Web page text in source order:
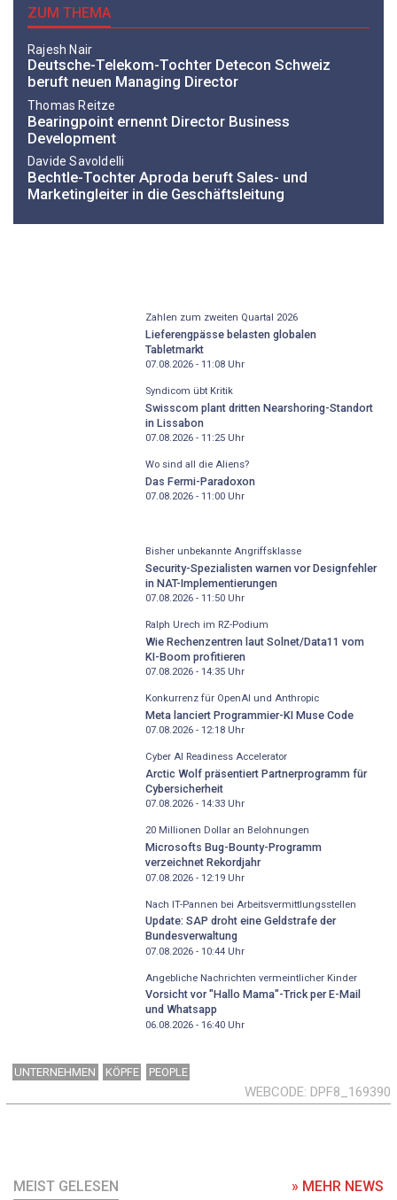
ZUM THEMA
Rajesh Nair
Deutsche-Telekom-Tochter Detecon Schweiz
beruft neuen Managing Director
Thomas Reitze
Bearingpoint ernennt Director Business
Development
Davide Savoldelli
Bechtle-Tochter Aproda beruft Sales- und
Marketingleiter in die Geschäftsleitung
Zahlen zum zweiten Quartal 2026
Lieferengpässe belasten globalen
Tabletmarkt
07.08.2026 - 11:08Uhr
Syndicom übt Kritik
Swisscom plant dritten Nearshoring-Standort
in Lissabon
07.08.2026 - 11:25Uhr
Wo sind all die Aliens?
Das Fermi-Paradoxon
07.08.2026 - 11:00Uhr
Bisher unbekannte Angriffsklasse
Security-Spezialisten warnen vor Designfehler
in NAT-Implementierungen
07.08.2026 - 11:50Uhr
Ralph Urech im RZ-Podium
Wie Rechenzentren laut Solnet/Data11 vom
KI-Boom profitieren
07.08.2026 - 14:35Uhr
Konkurrenz für OpenAI und Anthropic
Meta lanciert Programmier-KI Muse Code
07.08.2026 - 12:18Uhr
Cyber AI Readiness Accelerator
Arctic Wolf präsentiert Partnerprogramm für
Cybersicherheit
07.08.2026 - 14:33Uhr
20 Millionen Dollar an Belohnungen
Microsofts Bug-Bounty-Programm
verzeichnet Rekordjahr
07.08.2026 - 12:19Uhr
Nach IT-Pannen bei Arbeitsvermittlungsstellen
Update: SAP droht eine Geldstrafe der
Bundesverwaltung
07.08.2026 - 10:44Uhr
Angebliche Nachrichten vermeintlicher Kinder
Vorsicht vor "Hallo Mama"-Trick per E-Mail
und Whatsapp
06.08.2026 - 16:40Uhr
UNTERNEHMEN KÖPFE PEOPLE
WEBCODE DPF8_169390
MEIST GELESEN » MEHR NEWS